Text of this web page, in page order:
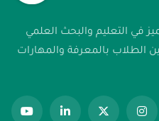
في التعليم والبحث العلمي
الطلاب بالمعرفة والمهارات